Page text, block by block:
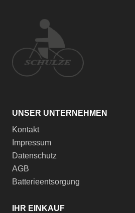
UNSER UNTERNEHMEN
Kontakt
Impressum
Datenschutz
AGB
Batterieentsorgung
IHR EINKAUF